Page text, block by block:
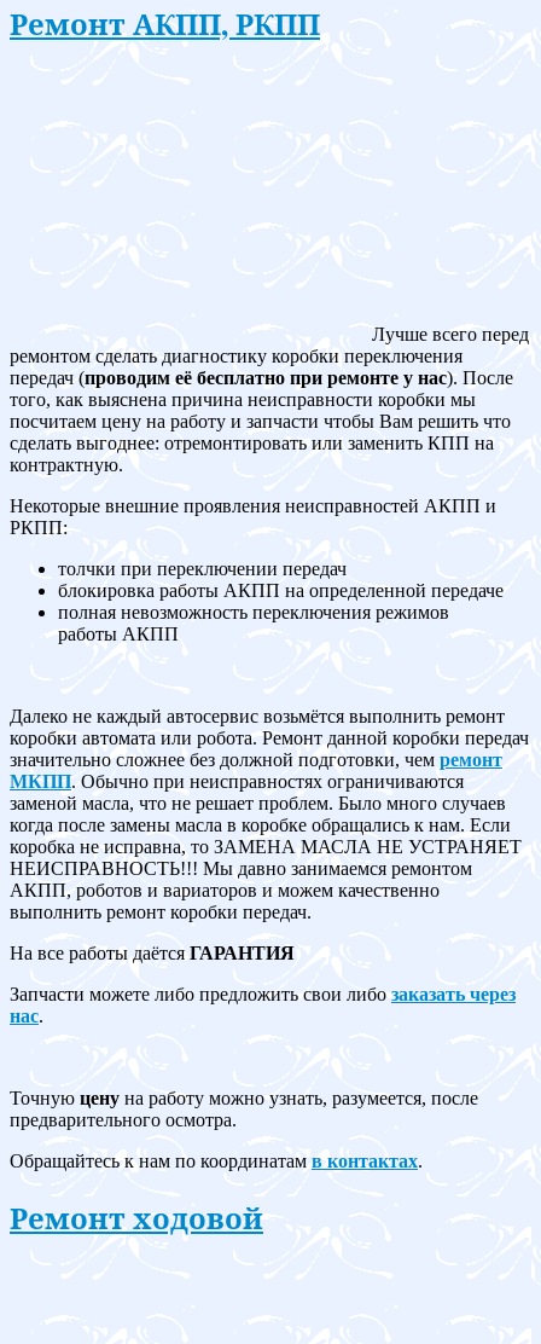
Ремонт АКПП, РКПП
Лучше всего перед
ремонтом сделать диагностику коробки переключения
передач (проводим её бесплатно при ремонте у нас). После
того, как выяснена причина неисправности коробки мы
посчитаем цену на работу и запчасти чтобы Вам решить что
сделать выгоднее: отремонтировать или заменить КПП на
контрактную.
Некоторые внешние проявления неисправностей АКПП и
РКПП:
толчки при переключении передач
блокировка работы АКПП на определенной передаче
полная невозможность переключения режимов
работы АКПП
Далеко не каждый автосервис возьмётся выполнить ремонт
коробки автомата или робота. Ремонт данной коробки передач
значительно сложнее без должной подготовки, чем ремонт
МКПП. Обычно при неисправностях ограничиваются
заменой масла, что не решает проблем. Было много случаев
когда после замены масла в коробке обращались к нам. Если
коробка не исправна, то ЗАМЕНА МАСЛА НЕ УСТРАНЯЕТ
НЕИСПРАВНОСТЬ!!! Мы давно занимаемся ремонтом
АКПП, роботов и вариаторов и можем качественно
выполнить ремонт коробки передач.
На все работы даётсяГАРАНТИЯ
Запчасти можете либо предложить свои либо заказать через
нас.
Точную цену на работу можно узнать, разумеется, после
предварительного осмотра.
Обращайтесь к нам по координатам в контактах.
Ремонт ходовой